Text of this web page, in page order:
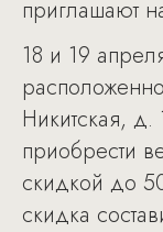
приглашают
18 и 19
Никитская, д.
приобрести
скидкой до
скидка